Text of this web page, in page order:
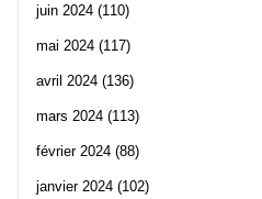
juin 2024 (110)
mai 2024 (117)
avril 2024 (136)
mars 2024 (113)
février 2024 (88)
janvier 2024 (102)